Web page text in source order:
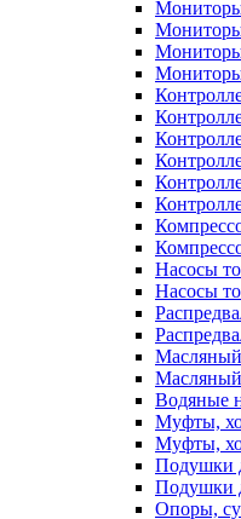
Мониторы
Мониторы
Насосы
Насосы
Масляный
Масляный
Водяные
Муфты,
Муфты,
Подушки
Подушки
Опоры,